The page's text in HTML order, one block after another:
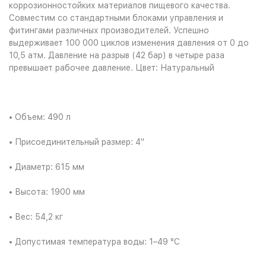
коррозионностойких материалов пищевого качества.
Совместим со стандартными блоками управления и
фитингами различных производителей. Успешно
выдерживает 100 000 циклов изменения давления от 0 до
10,5 атм. Давление на разрыв (42 бар) в четыре раза
превышает рабочее давление. Цвет: Натуральный
• Объем: 490 л
• Присоединительный размер: 4"
• Диаметр: 615 мм
• Высота: 1900 мм
• Вес: 54,2 кг
• Допустимая температура воды: 1–49 °С